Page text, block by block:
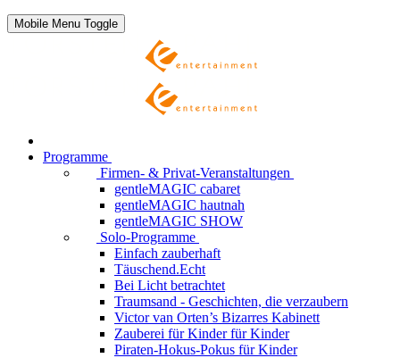
Mobile Menu Toggle
Programme
Firmen- & Privat-Veranstaltungen
gentleMAGIC cabaret
gentleMAGIC hautnah
gentleMAGIC SHOW
Solo-Programme
Einfach zauberhaft
Täuschend.Echt
Bei Licht betrachtet
Traumsand - Geschichten, die verzaubern
Victor van Orten’s Bizarres Kabinett
Zauberei für Kinder für Kinder
Piraten-Hokus-Pokus für Kinder